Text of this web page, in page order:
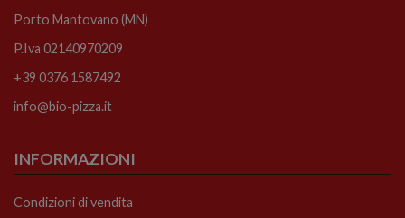
Porto Mantovano (MN)
P.Iva 02140970209
+39 0376 1587492
info@bio-pizza.it
INFORMAZIONI
Condizioni di vendita